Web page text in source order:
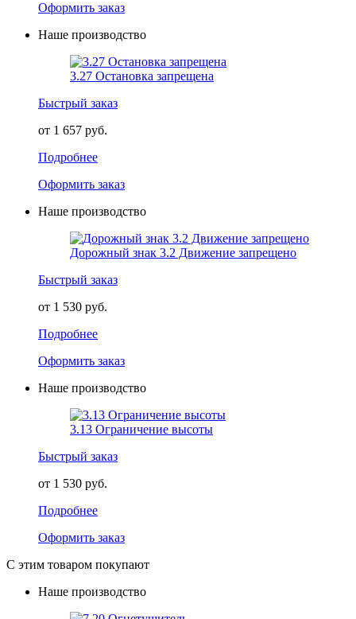
Оформить заказ
Наше производство
3.27 Остановка запрещена
Быстрый заказ
от 1 657 руб.
Подробнее
Оформить заказ
Наше производство
Дорожный знак 3.2 Движение запрещено
Быстрый заказ
от 1 530 руб.
Подробнее
Оформить заказ
Наше производство
3.13 Ограничение высоты
Быстрый заказ
от 1 530 руб.
Подробнее
Оформить заказ
С этим товаром покупают
Наше производство